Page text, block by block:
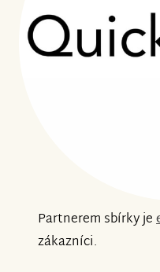
Partnerem sbírky je
zákazníci.